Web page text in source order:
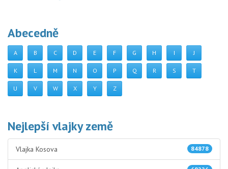
Abecedně
A B C D E F G H I J
K L M N O P Q R S T
U V W X Y Z
Nejlepší vlajky země
84878
Vlajka Kosova